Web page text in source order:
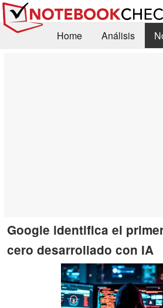
Home Análisis
Google identifica el
cero desarrollado con IA